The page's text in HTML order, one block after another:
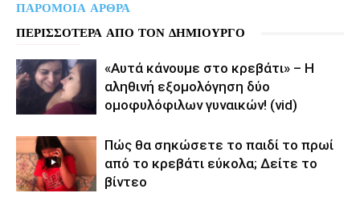
ΠΑΡΟΜΟΙΑ ΑΡΘΡΑ
ΠΕΡΙΣΣΟΤΕΡΑ ΑΠΟ ΤΟΝ ΔΗΜΙΟΥΡΓΟ
«Αυτά κάνουμε στο κρεβάτι» – Η
αληθινή εξομολόγηση δύο
ομοφυλόφιλων γυναικών! (vid)
Πώς θα σηκώσετε το παιδί το πρωί
από το κρεβάτι εύκολα; Δείτε το
βίντεο